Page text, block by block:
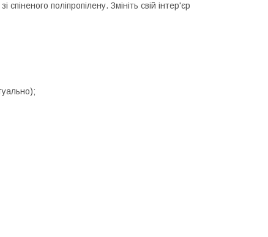
поліпропілену. Змініть свій інтер'єр